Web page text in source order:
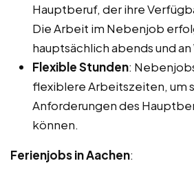
Hauptberuf, der ihre
Die Arbeit im Nebenjob
hauptsächlich abends und
Flexible Stunden:
flexiblere Arbeitszeiten, um
Anforderungen des
können.
Ferienjobs in Aachen: